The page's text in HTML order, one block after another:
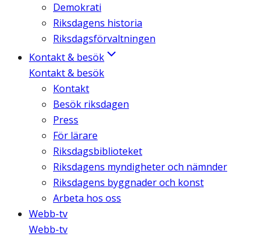
Demokrati
Riksdagens historia
Riksdagsförvaltningen
Kontakt & besök
Kontakt & besök
Kontakt
Besök riksdagen
Press
För lärare
Riksdagsbiblioteket
Riksdagens myndigheter och nämnder
Riksdagens byggnader och konst
Arbeta hos oss
Webb-tv
Webb-tv